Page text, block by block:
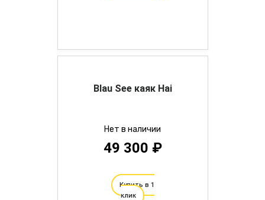
Blau See каяк Hai
Нет в наличии
49 300 ₽
Купить в 1
клик